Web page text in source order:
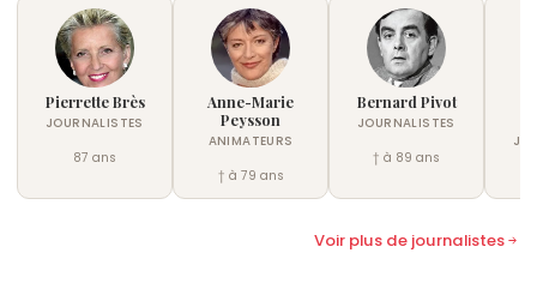
Pierrette Brès
JOURNALISTES
87 ans
Anne-Marie
Peysson
ANIMATEURS
† à 79 ans
Bernard Pivot
JOURNALISTES
† à 89 ans
Voir plus de journalistes